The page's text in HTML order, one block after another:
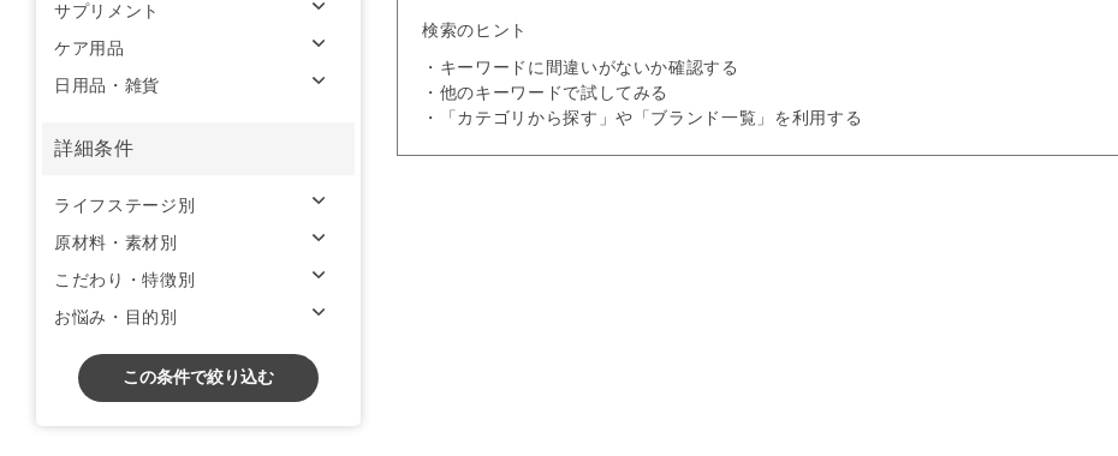
検索のヒント
・キーワードに間違いがないか確認する
・他のキーワードで試してみる
・「カテゴリから探す」や「ブランド一覧」を利用する
サプリメント
ケア用品
日用品・雑貨
詳細条件
ライフステージ別
原材料・素材別
こだわり・特徴別
お悩み・目的別
この条件で絞り込む